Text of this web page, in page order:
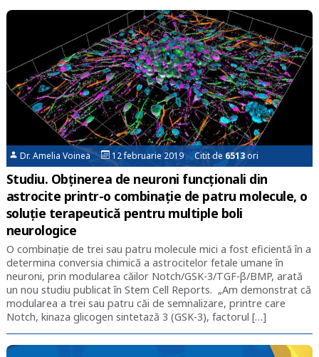
Dr. Amelia Voinea 12 februarie 2019 Citit de6513ori
Studiu. Obținerea de neuroni funcționali din
astrocite printr-o combinație de patru molecule, o
soluție terapeutică pentru multiple boli
neurologice
O combinație de trei sau patru molecule mici a fost eficientă în a
determina conversia chimică a astrocitelor fetale umane în
neuroni, prin modularea căilor Notch/GSK-3/TGF-β/BMP, arată
un nou studiu publicat în Stem Cell Reports. „Am demonstrat că
modularea a trei sau patru căi de semnalizare, printre care
Notch, kinaza glicogen sintetază 3 (GSK-3), factorul […]